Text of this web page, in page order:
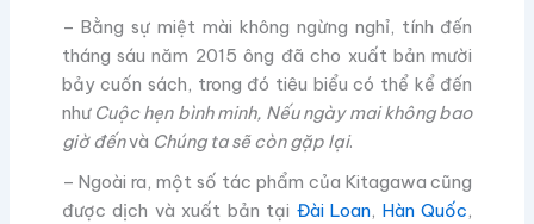
– Bằng sự miệt mài không ngừng nghỉ, tính đến
tháng sáu năm 2015 ông đã cho xuất bản mười
bảy cuốn sách, trong đó tiêu biểu có thể kể đến
như Cuộc hẹn bình minh, Nếu ngày mai không bao
giờ đếnvà Chúng ta sẽ còn gặp lại.
– Ngoài ra, một số tác phẩm của Kitagawa cũng
được dịch và xuất bản tại Đài Loan, Hàn Quốc,